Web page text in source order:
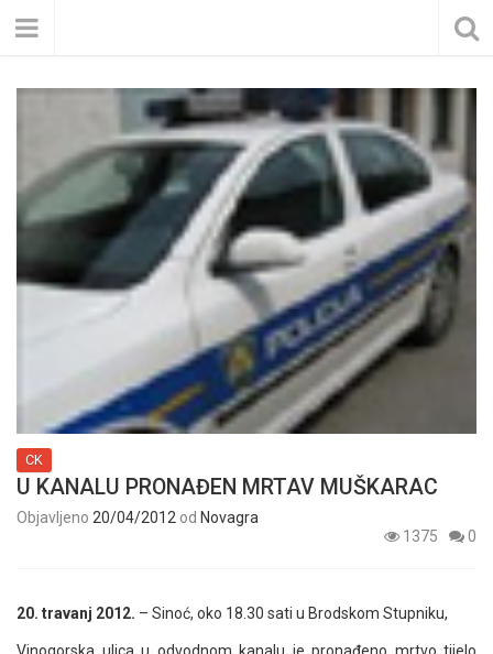
CK
U KANALU PRONAĐEN MRTAV MUŠKARAC
Objavljeno 20/04/2012 od Novagra
1375
0
20. travanj 2012. – Sinoć, oko 18.30 sati u Brodskom Stupniku,
Vinogorska ulica u odvodnom kanalu je pronađeno mrtvo tijelo